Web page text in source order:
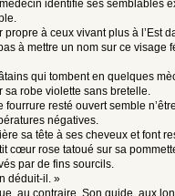
identifie ses semblables
propre à ceux vivant plus à l’Est
à mettre un nom sur ce visage
qui tombent en quelques
robe violette sans bretelle.
resté ouvert semble
négatives.
sa tête à ses cheveux et font
cœur rose tatoué sur sa
par de fins sourcils.
déduit-il. »